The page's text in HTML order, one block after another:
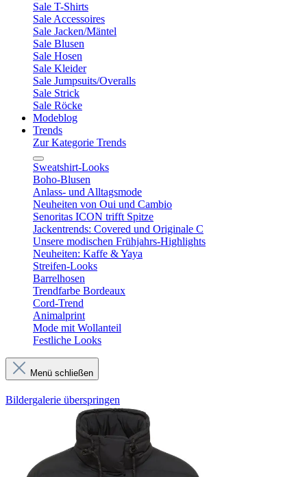
Sale T-Shirts
Sale Accessoires
Sale Jacken/Mäntel
Sale Blusen
Sale Hosen
Sale Kleider
Sale Jumpsuits/Overalls
Sale Strick
Sale Röcke
Modeblog
Trends
Zur Kategorie Trends
Sweatshirt-Looks
Boho-Blusen
Anlass- und Alltagsmode
Neuheiten von Oui und Cambio
Senoritas ICON trifft Spitze
Jackentrends: Covered und Originale C
Unsere modischen Frühjahrs-Highlights
Neuheiten: Kaffe & Yaya
Streifen-Looks
Barrelhosen
Trendfarbe Bordeaux
Cord-Trend
Animalprint
Mode mit Wollanteil
Festliche Looks
Menü schließen
Bildergalerie überspringen